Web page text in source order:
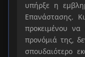
υπήρξε η
Επανάστασης.
προκειμένου
προνόμιά της,
σπουδαιότερο